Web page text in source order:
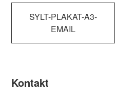
Beitragsnavigation
SYLT-PLAKAT-A3-
EMAIL
Kontakt